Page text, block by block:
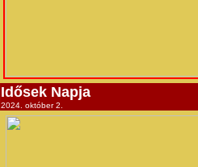
Idősek Napja
2024. október 2.